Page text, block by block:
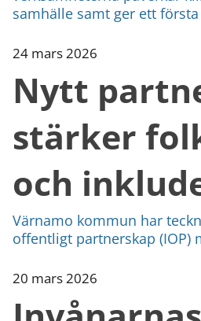
samhälle samt ger ett
24 mars 2026
Nytt
stärker
och
Värnamo kommun har
offentligt partnerskap (IOP)
20 mars 2026